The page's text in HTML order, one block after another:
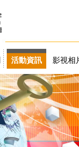
活動資訊 影視相